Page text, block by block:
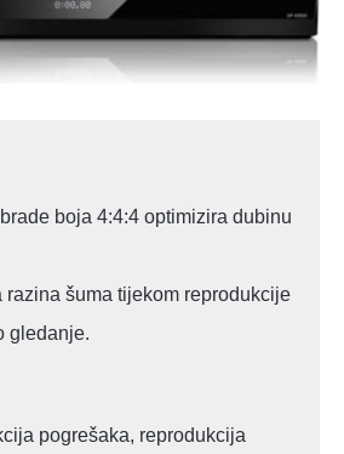
boja 4:4:4 optimizira dubinu
razina šuma tijekom reprodukcije
gledanje.
pogrešaka, reprodukcija